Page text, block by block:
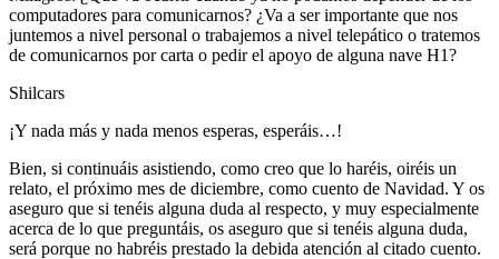
computadores para comunicarnos? ¿Va a ser importante que nos
juntemos a nivel personal o trabajemos a nivel telepático o tratemos
de comunicarnos por carta o pedir el apoyo de alguna nave H1?
Shilcars
¡Y nada más y nada menos esperas, esperáis…!
Bien, si continuáis asistiendo, como creo que lo haréis, oiréis un
relato, el próximo mes de diciembre, como cuento de Navidad. Y os
aseguro que si tenéis alguna duda al respecto, y muy especialmente
acerca de lo que preguntáis, os aseguro que si tenéis alguna duda,
será porque no habréis prestado la debida atención al citado cuento.